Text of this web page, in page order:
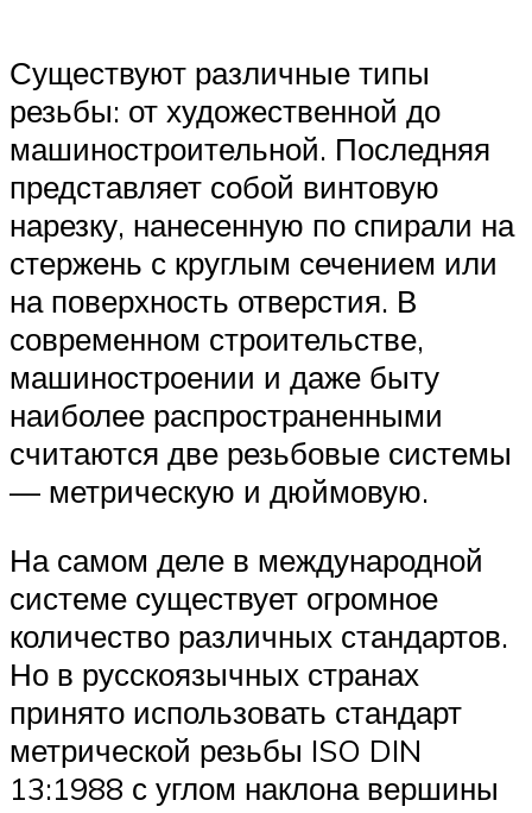
Существуют различные типы
резьбы: от художественной до
машиностроительной. Последняя
представляет собой винтовую
нарезку, нанесенную по спирали на
стержень с круглым сечением или
на поверхность отверстия. В
современном строительстве,
машиностроении и даже быту
наиболее распространенными
считаются две резьбовые системы
— метрическую и дюймовую.
На самом деле в международной
системе существует огромное
количество различных стандартов.
Но в русскоязычных странах
принято использовать стандарт
метрической резьбы ISO DIN
13:1988 с углом наклона вершины